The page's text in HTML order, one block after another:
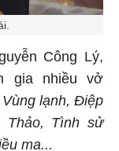
Công Lý,
gia nhiều vở
lạnh, Điệp
Thảo, Tình sử
ma...